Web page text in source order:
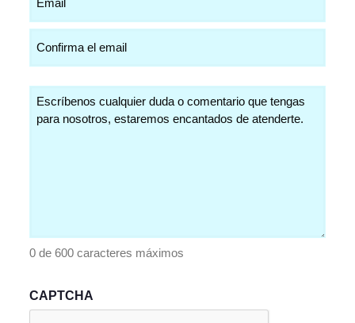
(Obligatorio)
(Obligatorio)
0 de 600 caracteres máximos
CAPTCHA